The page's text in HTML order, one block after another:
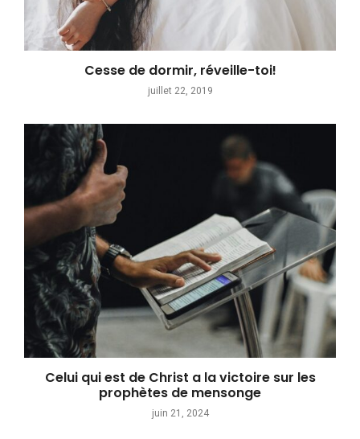
Cesse de dormir, réveille-toi!
juillet 22, 2019
Celui qui est de Christ a la victoire sur les
prophètes de mensonge
juin 21, 2024